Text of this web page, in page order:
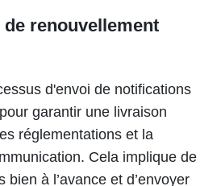
renouvellement
d'envoi de notifications
garantir une livraison
réglementations et la
Cela implique de
bien à l’avance et d’envoyer